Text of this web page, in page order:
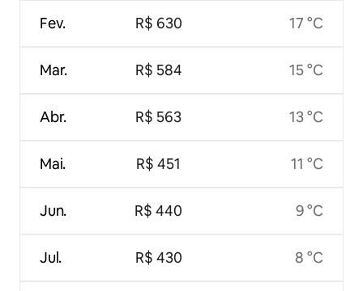
Fev.
Mar.
Abr.
Mai.
Jun.
Jul.
R$ 630
R$ 584
R$ 563
R$ 451
R$ 440
R$ 430
17 °C
15 °C
13 °C
11 °C
9 °C
8 °C